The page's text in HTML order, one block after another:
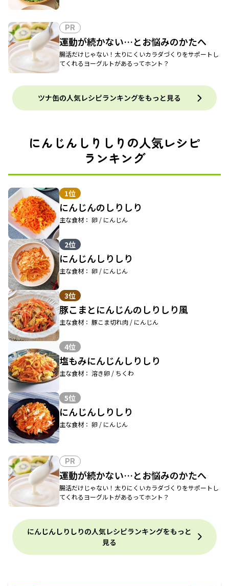
PR
運動が続かない…とお悩みのかたへ
腸活だけじゃない！太りにくいカラダづくりをサポートし
てくれるヨーグルトがあるってホント？
ツナ缶の人気レシピランキングをもっと見る
にんじんしりしりの人気レシピ
ランキング
1位
にんじんのしりしり
主な食材： 卵 / にんじん
2位
にんじんしりしり
主な食材： 卵 / にんじん
3位
豚こまとにんじんのしりしり風
主な食材： 豚こま切れ肉 / にんじん
4位
塩もみにんじんしりしり
主な食材： 溶き卵 / ちくわ
5位
にんじんしりしり
主な食材： 卵 / にんじん
PR
運動が続かない…とお悩みのかたへ
腸活だけじゃない！太りにくいカラダづくりをサポートし
てくれるヨーグルトがあるってホント？
にんじんしりしりの人気レシピランキングをもっと
見る